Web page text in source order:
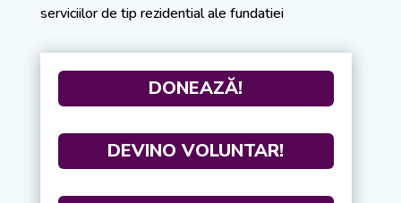
serviciilor de tip rezidential ale fundatiei
DONEAZĂ!
DEVINO VOLUNTAR!